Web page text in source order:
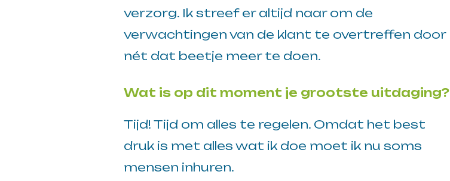
verzorg. Ik streef er altijd naar om de
verwachtingen van de klant te overtreffen door
nét dat beetje meer te doen.
Wat is op dit moment je grootste uitdaging?
Tijd! Tijd om alles te regelen. Omdat het best
druk is met alles wat ik doe moet ik nu soms
mensen inhuren.